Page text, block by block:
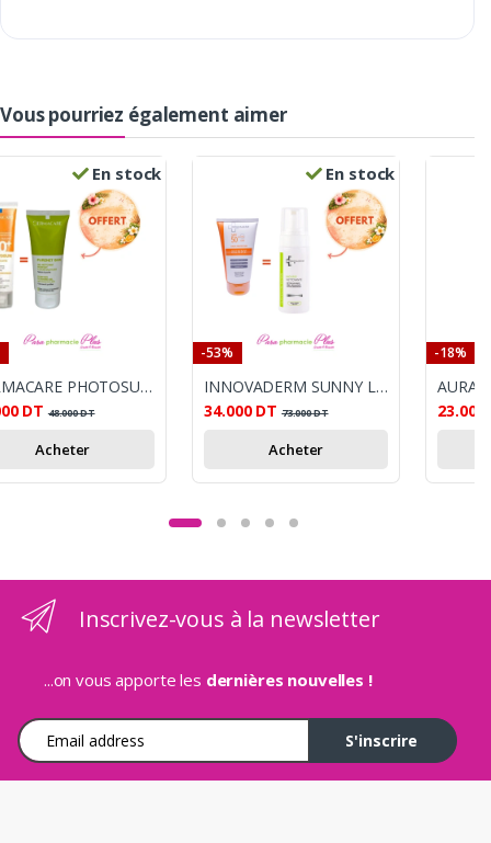
Vous pourriez également aimer
En stock
DERMACARE PHOTOSUN PEAU SECHE TEINTE SPF50+
DT 48.000DT
Acheter
En stock
-53%
INNOVADERM SUNNY LAIT SOLAIRE 150ML +MOUSSE 150ML OFFERTE
34.000 DT 73.000DT
Acheter
-18%
23.000
Inscrivez-vous à la newsletter
...on vous apporte les dernières nouvelles !
Adresse e-mail
S'inscrire